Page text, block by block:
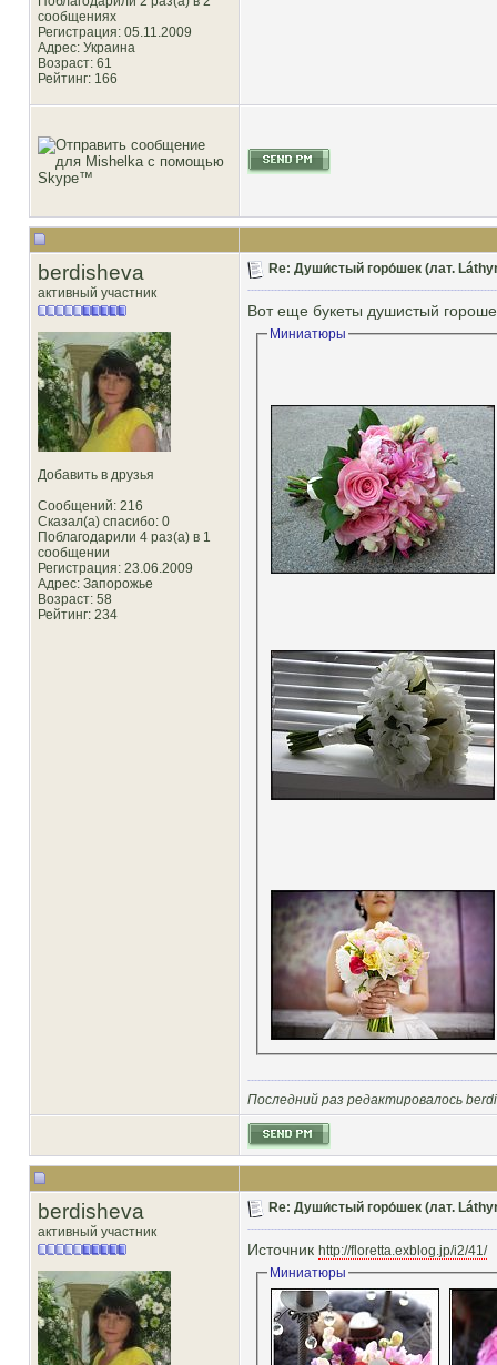
сообщениях
Регистрация: 05.11.2009
Адрес: Украина
Возраст: 61
Рейтинг: 166
berdisheva
активный участник
Добавить в друзья
Сообщений: 216
Сказал(а) спасибо: 0
Поблагодарили 4 раз(а) в 1
сообщении
Регистрация: 23.06.2009
Адрес: Запорожье
Возраст: 58
Рейтинг: 234
Re: Души́стый горо́шек (лат.
Вот еще букеты душистый
Миниатюры
Последний раз редактировалось
berdisheva
активный участник
Re: Души́стый горо́шек (лат.
Источник http://floretta.exblog.jp/i2/41/
Миниатюры